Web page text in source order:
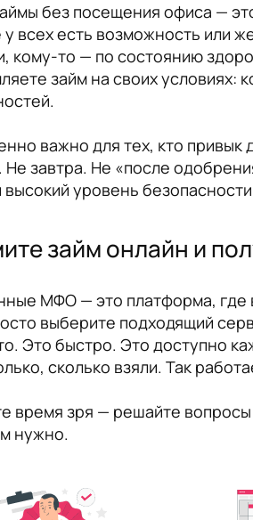
без посещения офиса —
всех есть возможность или
кому-то — по состоянию
займ на своих условиях:
важно для тех, кто привык
Не завтра. Не «после
высокий уровень
займ онлайн и
МФО — это платформа, где
выберите подходящий
Это быстро. Это доступно
сколько взяли. Так
время зря — решайте
нужно.